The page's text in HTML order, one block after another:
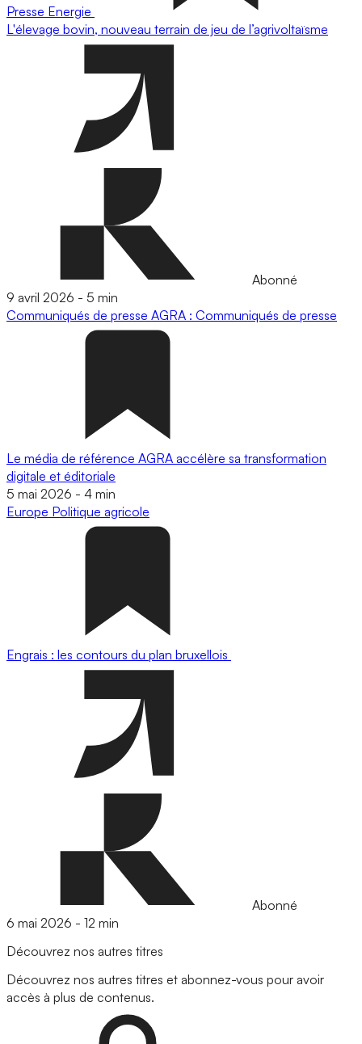
Presse Energie
L'élevage bovin, nouveau terrain de jeu de l’agrivoltaïsme
Abonné
9 avril 2026 - 5 min
Communiqués de presse AGRA : Communiqués de presse
Le média de référence AGRA accélère sa transformation
digitale et éditoriale
5 mai 2026 - 4 min
Europe Politique agricole
Engrais : les contours du plan bruxellois
Abonné
6 mai 2026 - 12 min
Découvrez nos autres titres
Découvrez nos autres titres et abonnez-vous pour avoir
accès à plus de contenus.